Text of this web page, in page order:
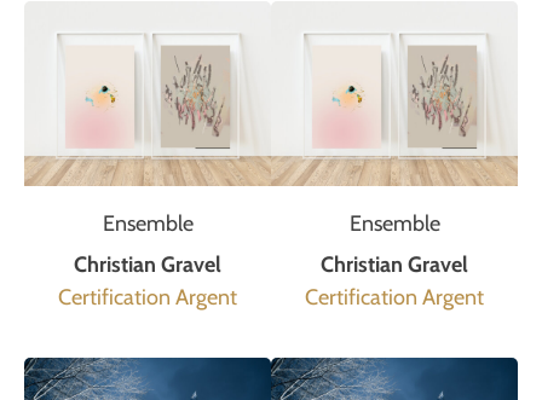
Ensemble
Christian Gravel
Certification Argent
Ensemble
Christian Gravel
Certification Argent